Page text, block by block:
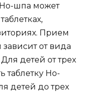
шпа может
Прием
от вида
детей от трех
таблетку Но-
детей до трех